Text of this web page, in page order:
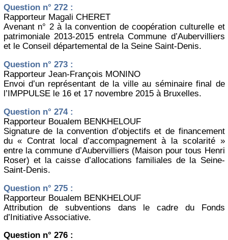
Question n° 272 :
Rapporteur Magali CHERET
Avenant n° 2 à la convention de coopération culturelle et
patrimoniale 2013-2015 entrela Commune d’Aubervilliers
et le Conseil départemental de la Seine Saint-Denis.
Question n° 273 :
Rapporteur Jean-François MONINO
Envoi d’un représentant de la ville au séminaire final de
l’IMPPULSE le 16 et 17 novembre 2015 à Bruxelles.
Question n° 274 :
Rapporteur Boualem BENKHELOUF
Signature de la convention d’objectifs et de financement
du « Contrat local d’accompagnement à la scolarité »
entre la commune d’Aubervilliers (Maison pour tous Henri
Roser) et la caisse d’allocations familiales de la Seine-
Saint-Denis.
Question n° 275 :
Rapporteur Boualem BENKHELOUF
Attribution de subventions dans le cadre du Fonds
d’Initiative Associative.
Question n° 276 :